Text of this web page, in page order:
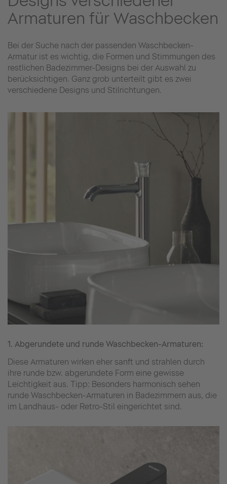
Armaturen für Waschbecken
Bei der Suche nach der passenden Waschbecken-
Armatur ist es wichtig, die Formen und Stimmungen des
restlichen Badezimmer-Designs bei der Auswahl zu
berücksichtigen. Ganz grob unterteilt gibt es zwei
verschiedene Designs und Stilrichtungen.
1. Abgerundete und runde Waschbecken-Armaturen:
Diese Armaturen wirken eher sanft und strahlen durch
ihre runde bzw. abgerundete Form eine gewisse
Leichtigkeit aus. Tipp: Besonders harmonisch sehen
runde Waschbecken-Armaturen in Badezimmern aus, die
im Landhaus- oder Retro-Stil eingerichtet sind.